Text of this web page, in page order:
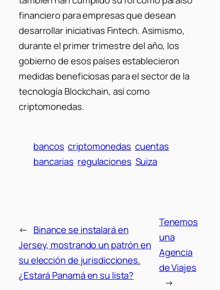
financiero para empresas que desean
desarrollar iniciativas Fintech. Asimismo,
durante el primer trimestre del año, los
gobierno de esos países establecieron
medidas beneficiosas para el sector de la
tecnología Blockchain, así como
criptomonedas.
bancos criptomonedas cuentas
bancarias regulaciones Suiza
← Binance se instalará en
Jersey, mostrando un patrón en
su elección de jurisdicciones.
¿Estará Panamá en su lista?
Tenemos
una
Agencia
de Viajes
→